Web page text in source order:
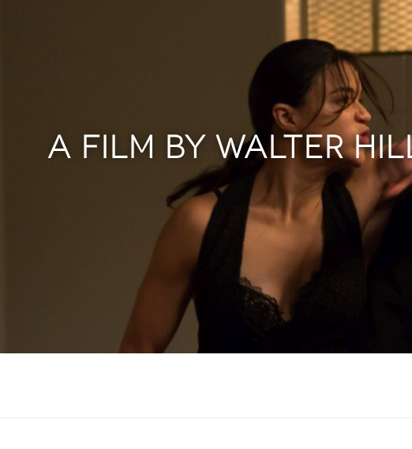
A FILM BY WALTER